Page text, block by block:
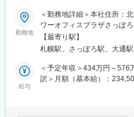
■業務内容：
・札幌市交通局を中心とし
ます。
・地下鉄や路面電車の安全
理、車両の改造・改修工事
いただきます。
・飛び込み営業やテレアポ
勤務地
＜勤務地詳細＞本社住所：
ワーオフィスプラザさっぽ
所あり変更の範囲：会社の定
【最寄り駅】
札幌駅、さっぽろ駅、大通駅
給与
＜予定年収＞434万円～576
訳＞月額（基本給）：